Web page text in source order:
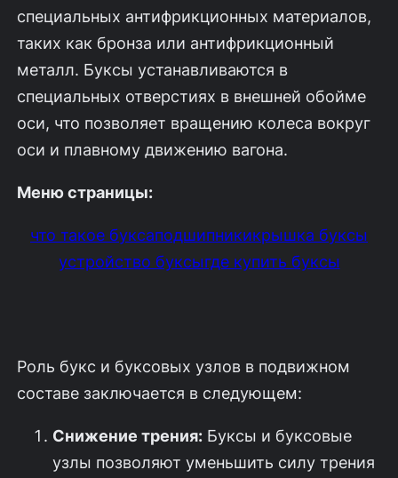
специальных антифрикционных материалов,
таких как бронза или антифрикционный
металл. Буксы устанавливаются в
специальных отверстиях в внешней обойме
оси, что позволяет вращению колеса вокруг
оси и плавному движению вагона.
Меню страницы:
что такое буксаподшипникикрышка буксы
устройство буксыгде купить буксы
Роль букс и буксовых узлов в подвижном
составе заключается в следующем:
Снижение трения:Буксы и буксовые
узлы позволяют уменьшить силу трения